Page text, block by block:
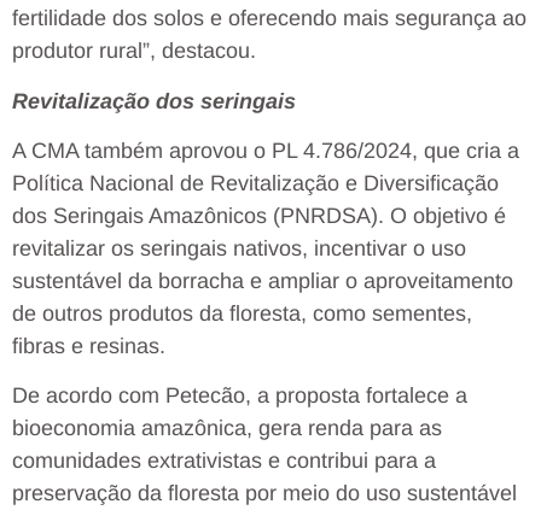
fertilidade dos solos e oferecendo mais segurança ao
produtor rural”, destacou.
Revitalização dos seringais
A CMA também aprovou o PL 4.786/2024, que cria a
Política Nacional de Revitalização e Diversificação
dos Seringais Amazônicos (PNRDSA). O objetivo é
revitalizar os seringais nativos, incentivar o uso
sustentável da borracha e ampliar o aproveitamento
de outros produtos da floresta, como sementes,
fibras e resinas.
De acordo com Petecão, a proposta fortalece a
bioeconomia amazônica, gera renda para as
comunidades extrativistas e contribui para a
preservação da floresta por meio do uso sustentável